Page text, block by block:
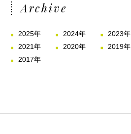
Archive
2025年 2024年 2023年
2021年
2020年 2019年
2017年